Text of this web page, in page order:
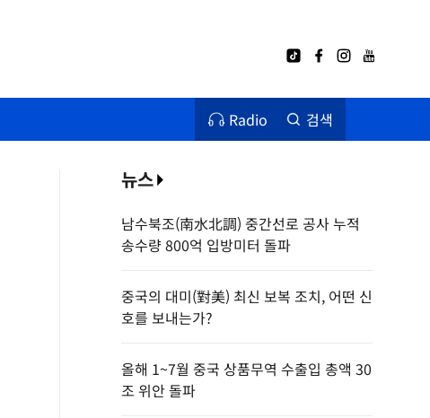
Radio 검색
뉴스
남수북조(南水北調) 중간선로 공사 누적
송수량 800억 입방미터 돌파
중국의 대미(對美) 최신 보복 조치, 어떤 신
호를 보내는가?
올해 1~7월 중국 상품무역 수출입 총액 30
조 위안 돌파